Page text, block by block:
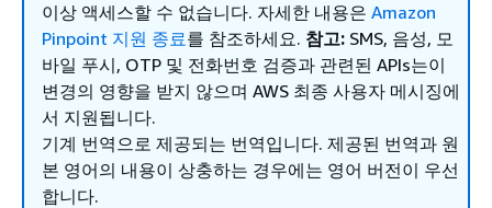
이상 액세스할 수 없습니다. 자세한 내용은 Amazon
Pinpoint 지원 종료를 참조하세요. 참고: SMS, 음성, 모
바일 푸시, OTP 및 전화번호 검증과 관련된 APIs는이
변경의 영향을 받지 않으며 AWS 최종 사용자 메시징에
서 지원됩니다.
기계 번역으로 제공되는 번역입니다. 제공된 번역과 원
본 영어의 내용이 상충하는 경우에는 영어 버전이 우선
합니다.